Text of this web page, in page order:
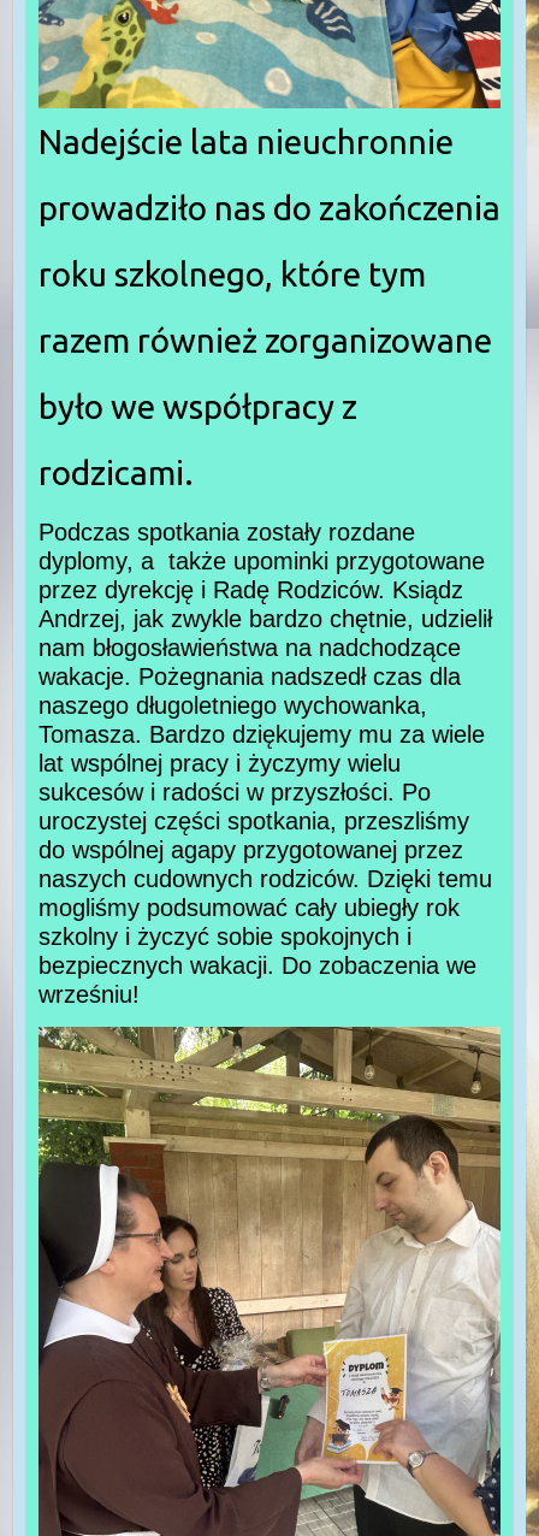
Nadejście lata nieuchronnie
prowadziło nas do zakończenia
roku szkolnego, które tym
razem również zorganizowane
było we współpracy z
rodzicami.
Podczas spotkania zostały rozdane
dyplomy, a także upominki przygotowane
przez dyrekcję i Radę Rodziców. Ksiądz
Andrzej, jak zwykle bardzo chętnie, udzielił
nam błogosławieństwa na nadchodzące
wakacje. Pożegnania nadszedł czas dla
naszego długoletniego wychowanka,
Tomasza. Bardzo dziękujemy mu za wiele
lat wspólnej pracy i życzymy wielu
sukcesów i radości w przyszłości. Po
uroczystej części spotkania, przeszliśmy
do wspólnej agapy przygotowanej przez
naszych cudownych rodziców. Dzięki temu
mogliśmy podsumować cały ubiegły rok
szkolny i życzyć sobie spokojnych i
bezpiecznych wakacji. Do zobaczenia we
wrześniu!